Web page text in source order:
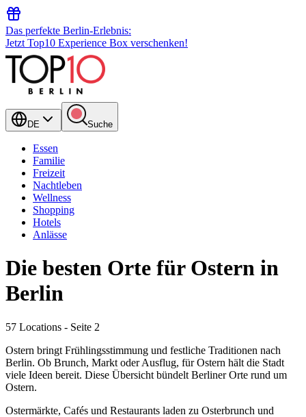
Das perfekte Berlin-Erlebnis:
Jetzt Top10 Experience Box verschenken!
DE Suche
Essen
Familie
Freizeit
Nachtleben
Wellness
Shopping
Hotels
Anlässe
Die besten Orte für Ostern in
Berlin
57 Locations - Seite 2
Ostern bringt Frühlingsstimmung und festliche Traditionen nach
Berlin. Ob Brunch, Markt oder Ausflug, für Ostern hält die Stadt
viele Ideen bereit. Diese Übersicht bündelt Berliner Orte rund um
Ostern.
Ostermärkte, Cafés und Restaurants laden zu Osterbrunch und